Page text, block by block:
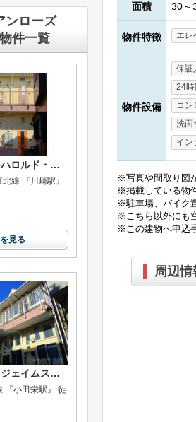
面積 30～
物件特徴 エレ
物件設備
保証
24時
コン
洗面
イン
※写真や間取り図
※掲載している物
※駐車場、バイク
※こちら以外にも
※この建物へ申込
周辺情
ンローズ
件一覧
ユナイト戸手ハロルド・クレイトン
線 『川崎駅』
見る
ユナイト渡田ジェイムス・フランク
『小田栄駅』 徒